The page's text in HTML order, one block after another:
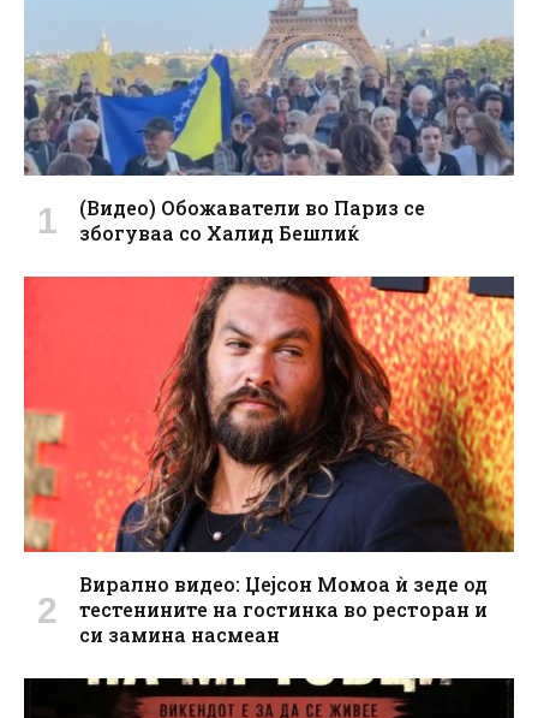
(Видео) Обожаватели во Париз се
збогуваа со Халид Бешлиќ
Вирално видео: Џејсон Момоа ѝ зеде од
тестенините на гостинка во ресторан и
си замина насмеан